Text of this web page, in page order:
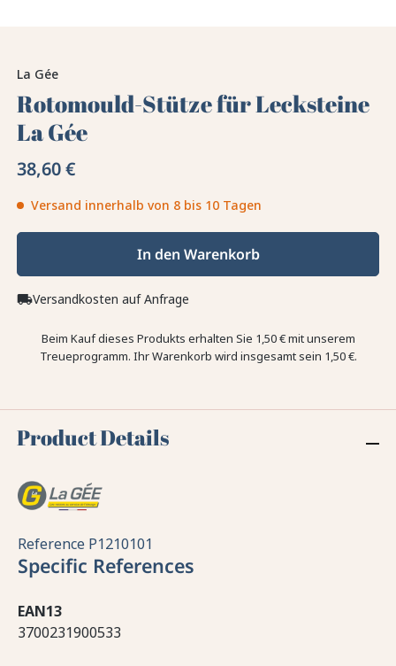
La Gée
Rotomould-Stütze für Lecksteine
La Gée
38,60 €
Versand innerhalb von 8 bis 10 Tagen
In den Warenkorb
local_shippingVersandkosten auf Anfrage
Beim Kauf dieses Produkts erhalten Sie 1,50 €mit unserem
Treueprogramm. Ihr Warenkorb wird insgesamt sein 1,50 €.
Product Details
Reference P1210101
Specific References
EAN13
3700231900533